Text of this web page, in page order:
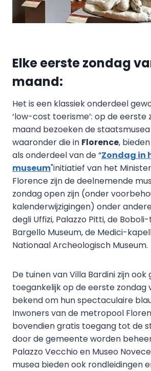
Elke eerste zondag
maand:
Het is een klassiek onderdeel
‘low-cost toerisme’: op de eerste
maand bezoeken de
waaronder die in Florence,
als onderdeel van de “Zondag in
museum"initiatief van het
Florence zijn de deelnemende
zondag open zijn (onder
kalenderwijzigingen) onder
degli Uffizi, Palazzo Pitti, de
Bargello Museum, de Medici-
Nationaal Archeologisch Museum.
De tuinen van Villa Bardini zijn ook
toegankelijk op de eerste zondag
bekend om hun spectaculaire
Inwoners van de metropool
bovendien gratis toegang tot de
door de gemeente worden
Palazzo Vecchio en Museo
musea bieden ook rondleidingen